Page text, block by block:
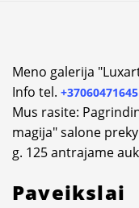
Meno galerija
Info tel. +37060471645
Mus rasite:
magija" salone
g. 125 antrajame
Paveikslai